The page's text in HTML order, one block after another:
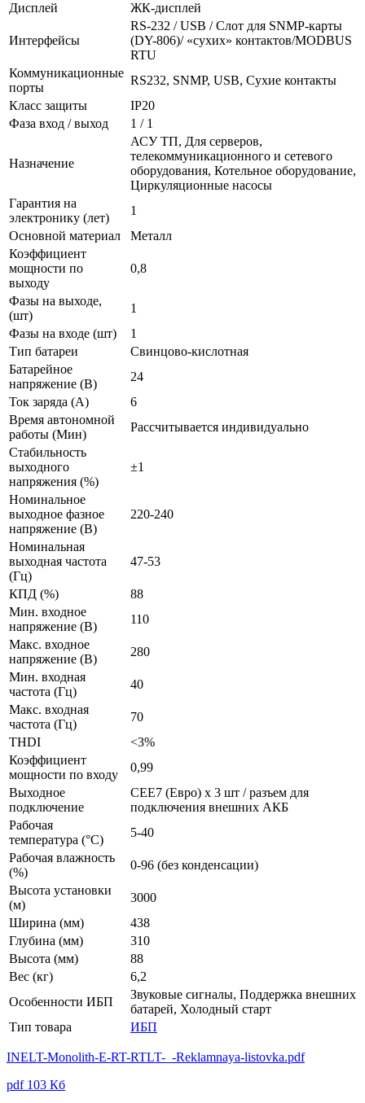
Дисплей
ЖК-дисплей
Интерфейсы
RS-232 / USB / Слот для SNMP-карты
(DY-806)/ «сухих» контактов/MODBUS
RTU
Коммуникационные
порты
RS232, SNMP, USB, Сухие контакты
Класс защиты
IP20
Фаза вход / выход
1 / 1
Назначение
АСУ ТП, Для серверов,
телекоммуникационного и сетевого
оборудования, Котельное оборудование,
Циркуляционные насосы
Гарантия на
электронику (лет)
1
Основной материал
Металл
Коэффициент
мощности по
выходу
0,8
Фазы на выходе,
(шт)
1
Фазы на входе (шт)
1
Тип батареи
Свинцово-кислотная
Батарейное
напряжение (В)
24
Ток заряда (А)
6
Время автономной
работы (Мин)
Рассчитывается индивидуально
Стабильность
выходного
напряжения (%)
±1
Номинальное
выходное фазное
напряжение (В)
220-240
Номинальная
выходная частота
(Гц)
47-53
КПД (%)
88
Мин. входное
напряжение (В)
110
Макс. входное
напряжение (В)
280
Мин. входная
частота (Гц)
40
Макс. входная
частота (Гц)
70
THDI
<3%
Коэффициент
мощности по входу
0,99
Выходное
подключение
CEE7 (Евро) х 3 шт / разъем для
подключения внешних АКБ
Рабочая
температура (°C)
5-40
Рабочая влажность
(%)
0-96 (без конденсации)
Высота установки
(м)
3000
Ширина (мм)
438
Глубина (мм)
310
Высота (мм)
88
Вес (кг)
6,2
Особенности ИБП
Звуковые сигналы, Поддержка внешних
батарей, Холодный старт
Тип товара
ИБП
INELT-Monolith-E-RT-RTLT-_-Reklamnaya-listovka.pdf
pdf 103 Кб